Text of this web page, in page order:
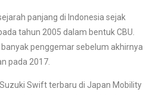
panjang di Indonesia sejak
tahun 2005 dalam bentuk CBU.
penggemar sebelum akhirnya
pada 2017.
Swift terbaru di Japan Mobility